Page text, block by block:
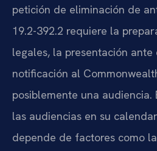
petición de eliminación de
19.2-392.2 requiere la
legales, la presentación
notificación al
posiblemente una
las audiencias en su
depende de factores como